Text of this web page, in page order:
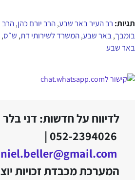
תגיות: רב העיר באר שבע,הרב יורם כהן,הרב
בומבך,באר שבע,המשרד לשירותי דת, ש״ס,
באר שבע
לדיווח על חדשות: דני
052-2394026 |
המערכת מכבדת זכויות